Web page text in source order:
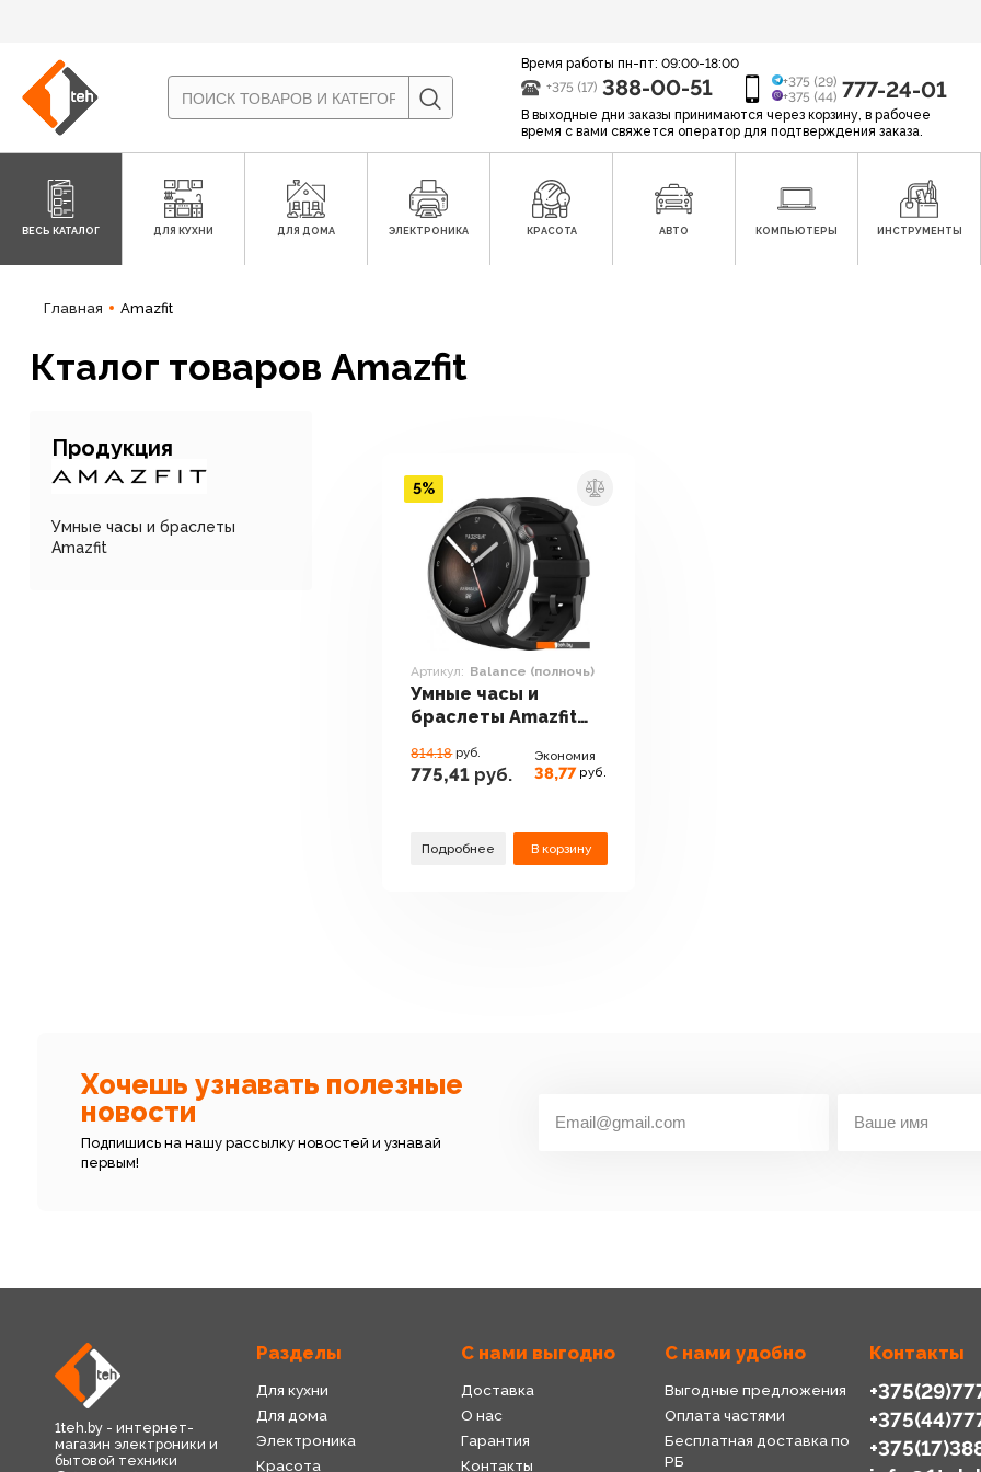
Время работы пн-пт: 09:00-18:00
+375 (17) 388-00-51
+375 (29)
+375 (44) 777-24-01
В выходные дни заказы принимаются через корзину, в рабочее
время с вами свяжется оператор для подтверждения заказа.
ВЕСЬ КАТАЛОГ ДЛЯ КУХНИ ДЛЯ ДОМА ЭЛЕКТРОНИКА КРАСОТА АВТО КОМПЬЮТЕРЫ ИНСТРУМЕНТЫ
Главная Amazfit
Кталог товаров Amazfit
Продукция
Умные часы и браслеты
Amazfit
Артикул: Balance (полночь)
Умные часы и
браслеты Amazfit
814.18 руб.
775,41 руб.
Экономия
38,77 руб.
Подробнее В корзину
5%
Хочешь узнавать полезные
новости
Подпишись на нашу рассылку новостей и узнавай
первым!
1teh.by - интернет-
магазин электроники и
бытовой техники
Разделы
Для кухни
Для дома
Электроника
Красота
С нами выгодно
Доставка
О нас
Гарантия
Контакты
С нами удобно
Выгодные предложения
Оплата частями
Бесплатная доставка по
РБ
Контакты